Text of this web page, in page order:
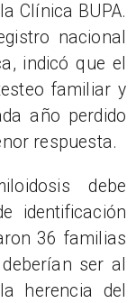
Clínica BUPA.
nacional
indicó que el
familiar y
año perdido
respuesta.
debe
identificación
36 familias
ser al
herencia del